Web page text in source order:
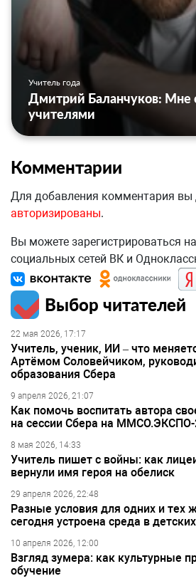
Учитель года
Дмитрий Баланчуков: Мне
учителями
Комментарии
Для добавления комментария
авторизированы.
Вы можете зарегистрироваться
социальных сетей ВК и
Выбор читателей
22 мая 2026, 17:17
Учитель, ученик, ИИ – что
Артёмом Соловейчиком,
образования Сбера
9 апреля 2026, 21:07
Как помочь воспитать автора
на сессии Сбера на ММСО.ЭКСПО-
8 мая 2026, 14:33
Учитель пишет с войны: как
вернули имя героя на обелиск
29 апреля 2026, 22:48
Разные условия для одних и тех
сегодня устроена среда в
10 апреля 2026, 12:00
Взгляд зумера: как культурные
обучение